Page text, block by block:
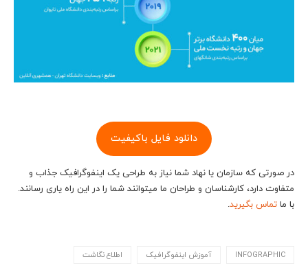
دانلود فایل باکیفیت
در صورتی که سازمان یا نهاد شما نیاز به طراحی یک اینفوگرافیک جذاب و
متفاوت دارد، کارشناسان و طراحان ما می‎توانند شما را در این راه یاری رسانند.
با ما تماس بگیرید.
INFOGRAPHIC آموزش اینفوگرافیک اطلاع نگاشت